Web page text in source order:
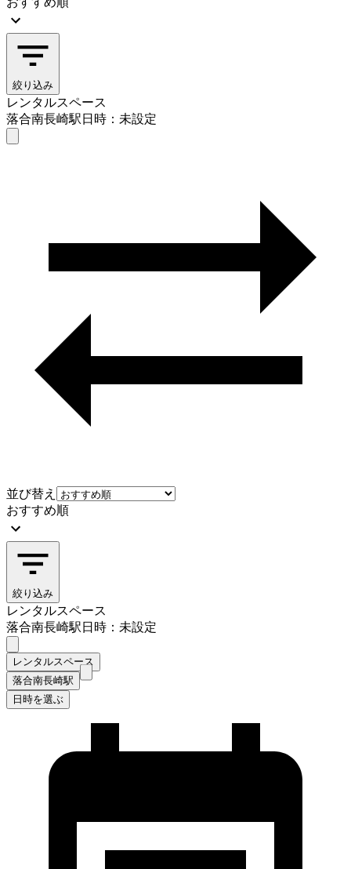
絞り込み
レンタルスペース
落合南長崎駅日時：未設定
並び替え
おすすめ順
絞り込み
レンタルスペース
落合南長崎駅日時：未設定
レンタルスペース
落合南長崎駅
日時を選ぶ